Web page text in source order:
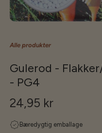
Alle produkter
Gulerod -
- PG4
24,95 kr
Bæredygtig emballage